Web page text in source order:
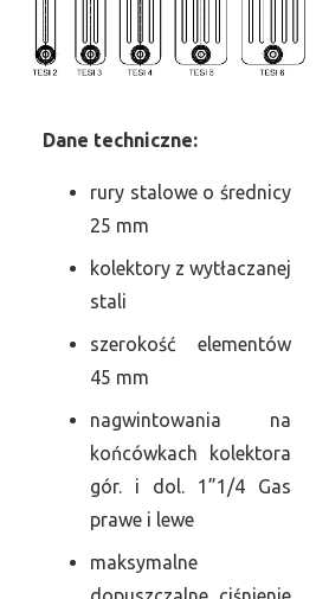
Dane techniczne:
rury stalowe o średnicy
25 mm
kolektory z wytłaczanej
stali
szerokość elementów
45 mm
nagwintowania na
końcówkach kolektora
gór. i dol. 1”1/4 Gas
prawe i lewe
maksymalne